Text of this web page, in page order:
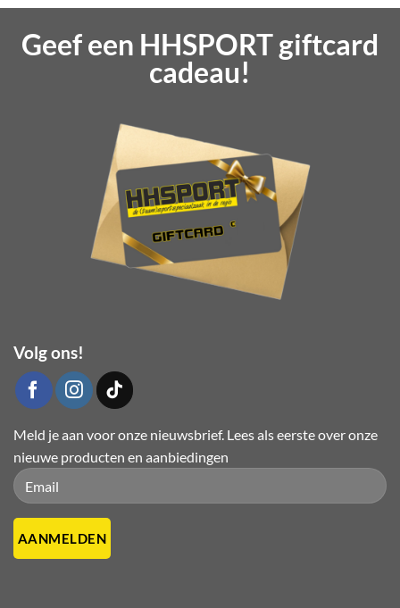
meerdere
variaties.
Deze
worden
op
de
productpagina
Geef een HHSPORT giftcard
cadeau!
Volg ons!
Meld je aan voor onze nieuwsbrief. Lees als eerste over onze
nieuwe producten en aanbiedingen
Please leave this field empty.
Please leave this field empty.